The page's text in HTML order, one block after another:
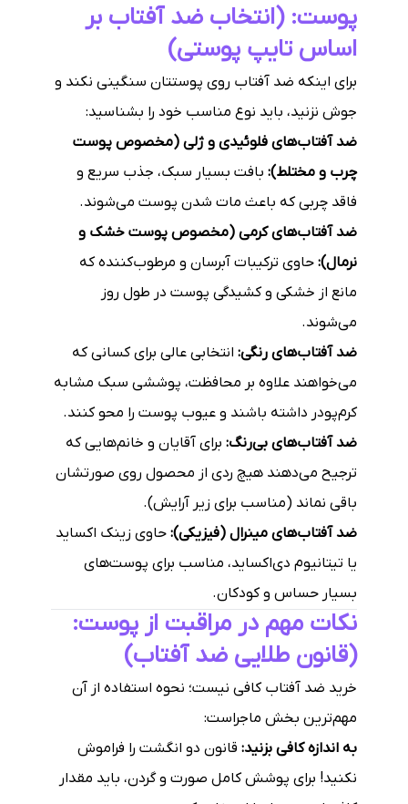
پوست: (انتخاب ضد آفتاب بر
اساس تایپ پوستی)
برای اینکه ضد آفتاب روی پوستتان سنگینی نکند و
جوش نزنید، باید نوع مناسب خود را بشناسید:
ضد آفتاب‌های فلوئیدی و ژلی (مخصوص پوست
چرب و مختلط): بافت بسیار سبک، جذب سریع و
فاقد چربی که باعث مات شدن پوست می‌شوند.
ضد آفتاب‌های کرمی (مخصوص پوست خشک و
نرمال): حاوی ترکیبات آبرسان و مرطوب‌کننده که
مانع از خشکی و کشیدگی پوست در طول روز
می‌شوند.
ضد آفتاب‌های رنگی: انتخابی عالی برای کسانی که
می‌خواهند علاوه بر محافظت، پوششی سبک مشابه
کرم‌پودر داشته باشند و عیوب پوست را محو کنند.
ضد آفتاب‌های بی‌رنگ: برای آقایان و خانم‌هایی که
ترجیح می‌دهند هیچ ردی از محصول روی صورتشان
باقی نماند (مناسب برای زیر آرایش).
ضد آفتاب‌های مینرال (فیزیکی): حاوی زینک اکساید
یا تیتانیوم دی‌اکساید، مناسب برای پوست‌های
بسیار حساس و کودکان.
نکات مهم در مراقبت از پوست:
(قانون طلایی ضد آفتاب)
خرید ضد آفتاب کافی نیست؛ نحوه استفاده از آن
مهم‌ترین بخش ماجراست:
به اندازه کافی بزنید: قانون دو انگشت را فراموش
نکنید! برای پوشش کامل صورت و گردن، باید مقدار